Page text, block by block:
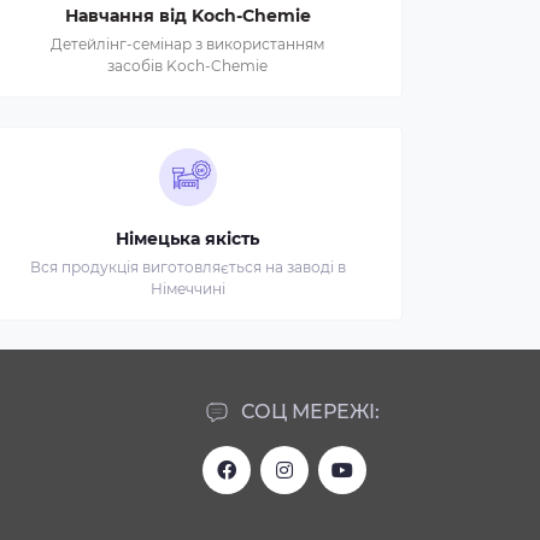
Навчання від Koch-Chemie
Детейлінг-семінар з використанням
засобів Koch-Chemie
Німецька якість
Вся продукція виготовляється на заводі в
Німеччині
СОЦ МЕРЕЖІ: